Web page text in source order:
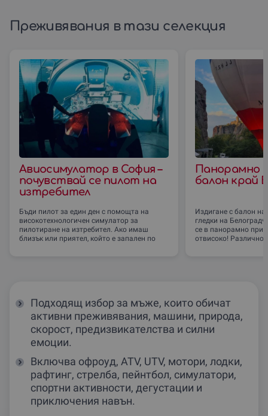
Преживявания в тази селекция
Авиосимулатор в София –
почувствай се пилот на
изтребител
Бъди пилот за един ден с помощта на
високотехнологичен симулатор за
пилотиране на изтребител. Ако имаш
близък или приятел, който е запален по
Панорамно
балон край
Издигане с балон
гледки на
се в панорамно
отвисоко! Различно
Подходящ избор за мъже, които обичат
активни преживявания, машини, природа,
скорост, предизвикателства и силни
емоции.
Включва офроуд, ATV, UTV, мотори, лодки,
рафтинг, стрелба, пейнтбол, симулатори,
спортни активности, дегустации и
приключения навън.